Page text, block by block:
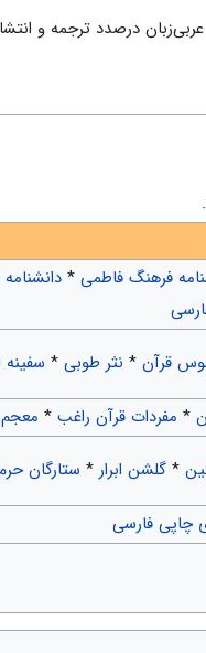
درصدد ترجمه و
فرهنگ فاطمی*
قرآن* نثر طوبی* سفینه
* مفردات قرآن راغب* معجم
* گلشن ابرار* ستارگان
چاپی فارسی